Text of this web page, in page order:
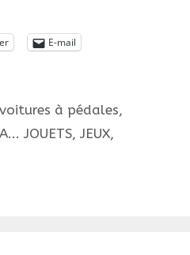
E-mail
à pédales,
JOUETS, JEUX,